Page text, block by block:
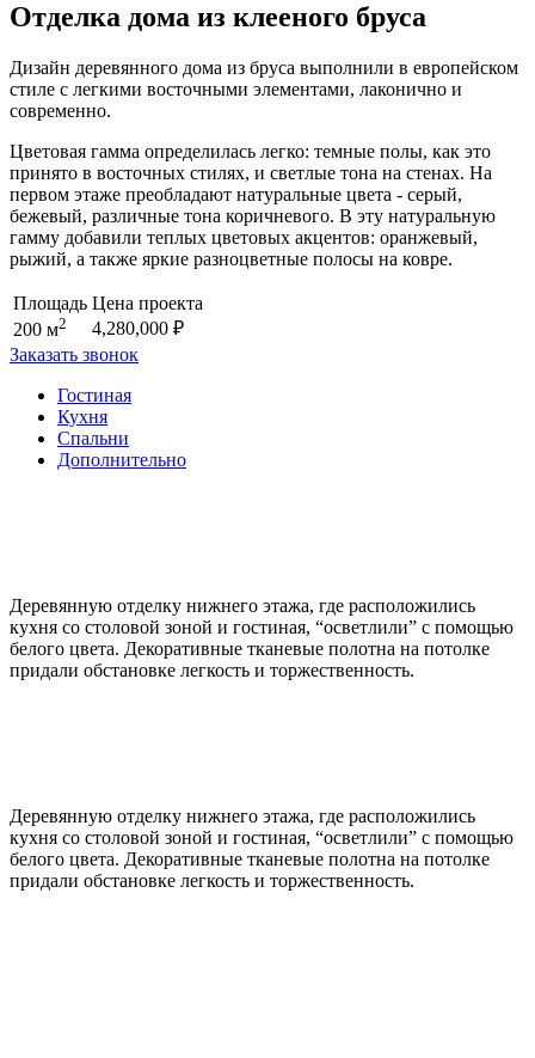
Отделка дома из клееного бруса
Дизайн деревянного дома из бруса выполнили в европейском
стиле с легкими восточными элементами, лаконично и
современно.
Цветовая гамма определилась легко: темные полы, как это
принято в восточных стилях, и светлые тона на стенах. На
первом этаже преобладают натуральные цвета - серый,
бежевый, различные тона коричневого. В эту натуральную
гамму добавили теплых цветовых акцентов: оранжевый,
рыжий, а также яркие разноцветные полосы на ковре.
Площадь
200 м2
Цена проекта
4,280,000 ₽
Заказать звонок
Гостиная
Кухня
Спальни
Дополнительно
Деревянную отделку нижнего этажа, где расположились
кухня со столовой зоной и гостиная, “осветлили” с помощью
белого цвета. Декоративные тканевые полотна на потолке
придали обстановке легкость и торжественность.
Деревянную отделку нижнего этажа, где расположились
кухня со столовой зоной и гостиная, “осветлили” с помощью
белого цвета. Декоративные тканевые полотна на потолке
придали обстановке легкость и торжественность.